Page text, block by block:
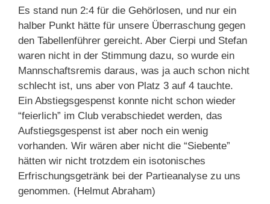
Es stand nun 2:4 für die Gehörlosen, und nur ein
halber Punkt hätte für unsere Überraschung gegen
den Tabellenführer gereicht. Aber Cierpi und Stefan
waren nicht in der Stimmung dazu, so wurde ein
Mannschaftsremis daraus, was ja auch schon nicht
schlecht ist, uns aber von Platz 3 auf 4 tauchte.
Ein Abstiegsgespenst konnte nicht schon wieder
“feierlich” im Club verabschiedet werden, das
Aufstiegsgespenst ist aber noch ein wenig
vorhanden. Wir wären aber nicht die “Siebente”
hätten wir nicht trotzdem ein isotonisches
Erfrischungsgetränk bei der Partieanalyse zu uns
genommen. (Helmut Abraham)